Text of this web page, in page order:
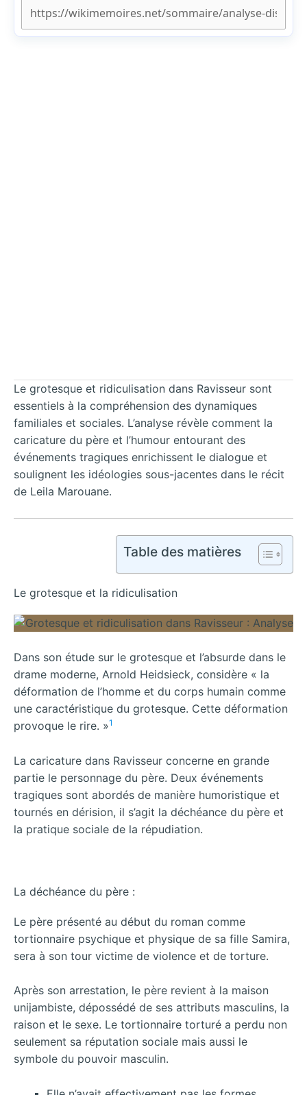
Le grotesque et ridiculisation dans Ravisseur sont
essentiels à la compréhension des dynamiques
familiales et sociales. L’analyse révèle comment la
caricature du père et l’humour entourant des
événements tragiques enrichissent le dialogue et
soulignent les idéologies sous-jacentes dans le récit
de Leila Marouane.
Table des matières
Le grotesque et la ridiculisation
Dans son étude sur le grotesque et l’absurde dans le
drame moderne, Arnold Heidsieck, considère « la
déformation de l’homme et du corps humain comme
une caractéristique du grotesque. Cette déformation
provoque le rire. »1
La caricature dans Ravisseur concerne en grande
partie le personnage du père. Deux événements
tragiques sont abordés de manière humoristique et
tournés en dérision, il s’agit la déchéance du père et
la pratique sociale de la répudiation.
La déchéance du père :
Le père présenté au début du roman comme
tortionnaire psychique et physique de sa fille Samira,
sera à son tour victime de violence et de torture.
Après son arrestation, le père revient à la maison
unijambiste, dépossédé de ses attributs masculins, la
raison et le sexe. Le tortionnaire torturé a perdu non
seulement sa réputation sociale mais aussi le
symbole du pouvoir masculin.